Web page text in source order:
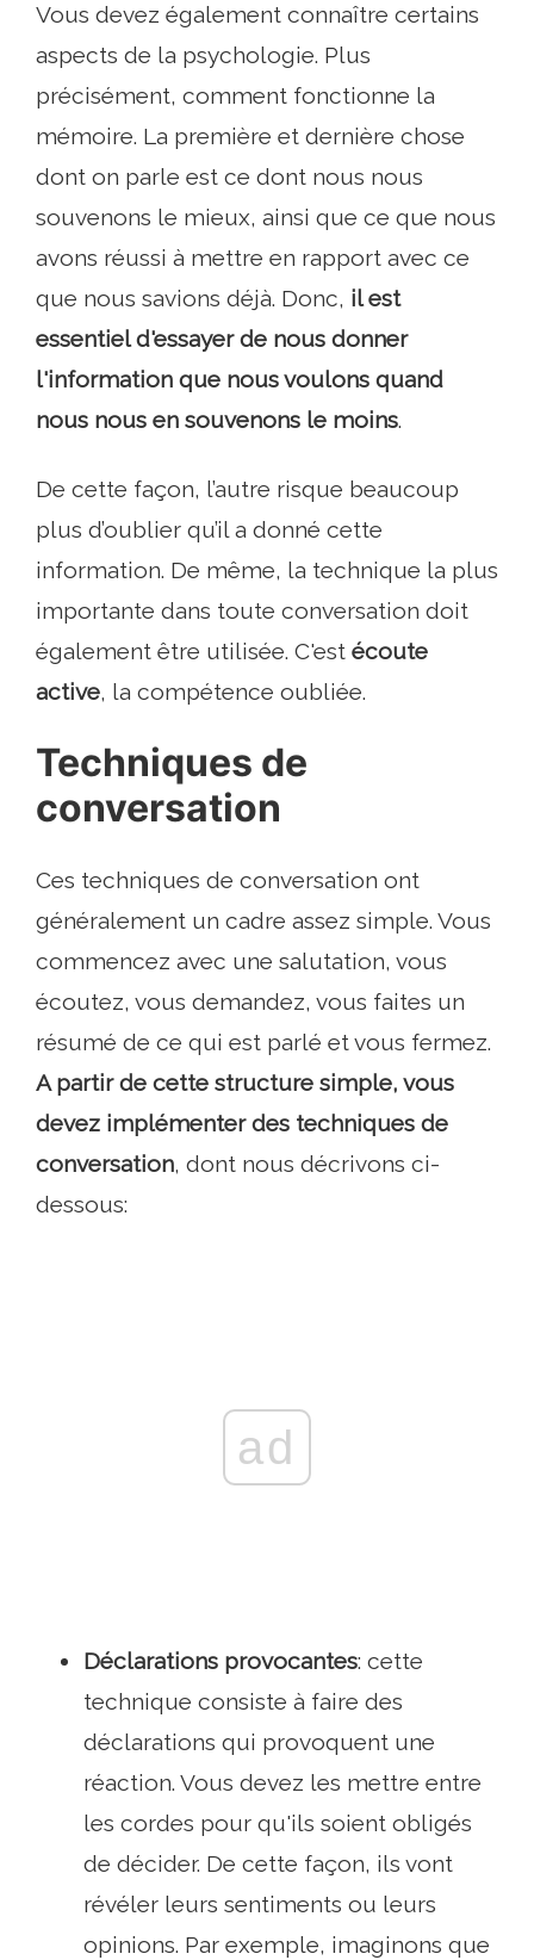
Vous devez également connaître certains
aspects de la psychologie. Plus
précisément, comment fonctionne la
mémoire. La première et dernière chose
dont on parle est ce dont nous nous
souvenons le mieux, ainsi que ce que nous
avons réussi à mettre en rapport avec ce
que nous savions déjà. Donc, il est
essentiel d'essayer de nous donner
l'information que nous voulons quand
nous nous en souvenons le moins.
De cette façon, l’autre risque beaucoup
plus d’oublier qu’il a donné cette
information. De même, la technique la plus
importante dans toute conversation doit
également être utilisée. C'est écoute
active, la compétence oubliée.
Techniques de
conversation
Ces techniques de conversation ont
généralement un cadre assez simple. Vous
commencez avec une salutation, vous
écoutez, vous demandez, vous faites un
résumé de ce qui est parlé et vous fermez.
A partir de cette structure simple, vous
devez implémenter des techniques de
conversation, dont nous décrivons ci-
dessous:
ad
Déclarations provocantes: cette
technique consiste à faire des
déclarations qui provoquent une
réaction. Vous devez les mettre entre
les cordes pour qu'ils soient obligés
de décider. De cette façon, ils vont
révéler leurs sentiments ou leurs
opinions. Par exemple, imaginons que